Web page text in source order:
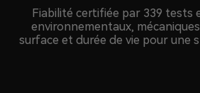
Fiabilité certifiée par 339 tests
environnementaux,
surface et durée de vie pour une